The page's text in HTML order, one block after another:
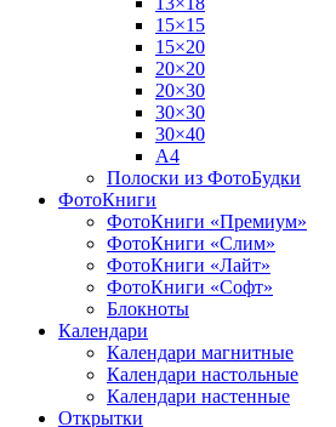
15×15
15×20
20×20
20×30
30×30
30×40
A4
Полоски из ФотоБудки
ФотоКниги
ФотоКниги «Премиум»
ФотоКниги «Слим»
ФотоКниги «Лайт»
ФотоКниги «Софт»
Блокноты
Календари
Календари магнитные
Календари настольные
Календари настенные
Открытки